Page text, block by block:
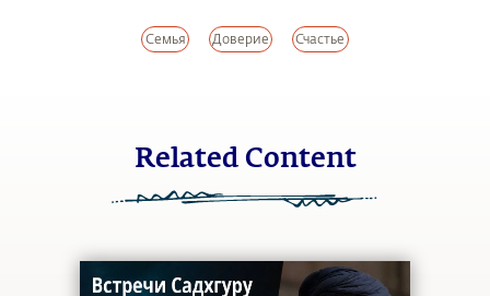
Семья Доверие Счастье
Related Content